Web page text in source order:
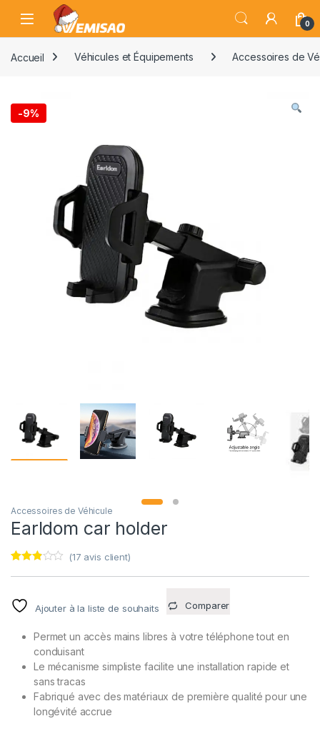
Skip to navigation
Skip to content
Open 0
Accueil Véhicules et Équipements Accessoires de
-9%
Accessoires de Véhicule
Earldom car holder
basé
sur
client
(17 avis client)
Ajouter à la liste de souhaits Comparer
Permet un accès mains libres à votre téléphone tout en
conduisant
Le mécanisme simpliste facilite une installation rapide et
sans tracas
Fabriqué avec des matériaux de première qualité pour une
longévité accrue